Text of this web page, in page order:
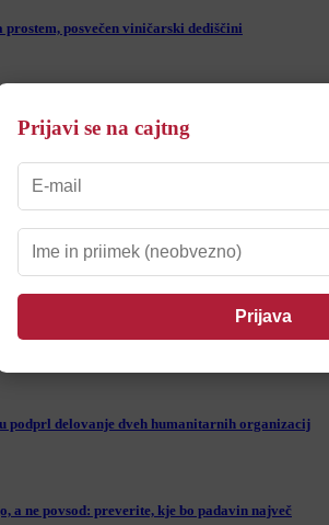
posvečen viničarski dediščini
po vrvi 30 metrov nad tlemi: »Moraš biti dovolj
prihaja sekcijsko merjenje hitrosti na slovenskih
na Ptuju opozarjajo na pogoste prelete drona:
podprl delovanje dveh humanitarnih organizacij
a ne povsod: preverite, kje bo padavin največ
Prijavi se na cajtng